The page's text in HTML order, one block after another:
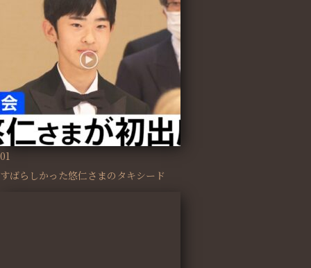
01
すばらしかった悠仁さまのタキシード